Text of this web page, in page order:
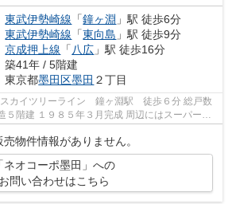
東武伊勢崎線 「鐘ヶ淵 」駅 徒歩6分
東武伊勢崎線 「東向島 」駅 徒歩9分
京成押上線 「 八広 」駅 徒歩16分
築41年 / 5階建
東京都墨田区墨田 ２丁目
９８５年３月完成 周辺にはスーパーや
売物件情報がありません。
「ネオコーポ墨田」への
お問い合わせはこちら